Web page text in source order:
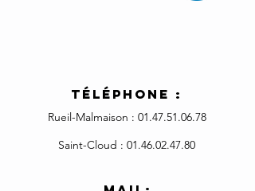
Téléphone :
Rueil-Malmaison : 01.47.51.06.78
Saint-Cloud : 01.46.02.47.80